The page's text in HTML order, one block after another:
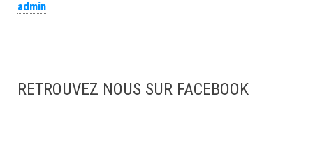
admin
RETROUVEZ NOUS SUR FACEBOOK